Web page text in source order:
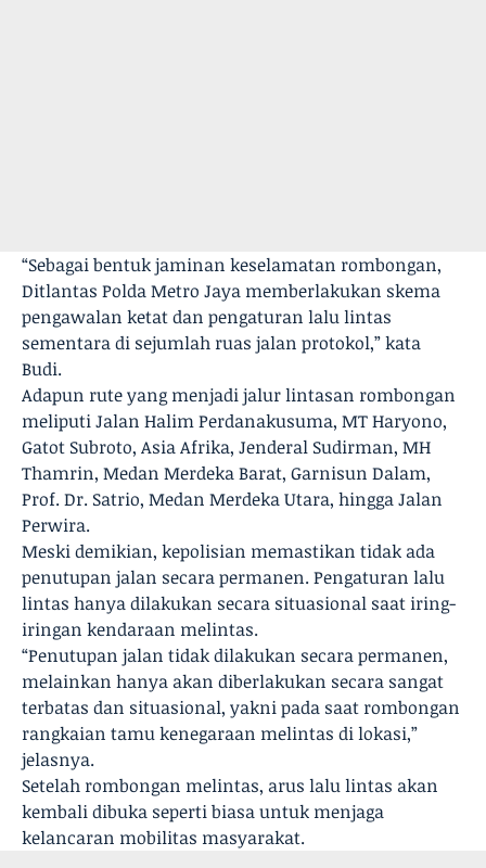
“Sebagai bentuk jaminan keselamatan rombongan,
Ditlantas Polda Metro Jaya memberlakukan skema
pengawalan ketat dan pengaturan lalu lintas
sementara di sejumlah ruas jalan protokol,” kata
Budi.
Adapun rute yang menjadi jalur lintasan rombongan
meliputi Jalan Halim Perdanakusuma, MT Haryono,
Gatot Subroto, Asia Afrika, Jenderal Sudirman, MH
Thamrin, Medan Merdeka Barat, Garnisun Dalam,
Prof. Dr. Satrio, Medan Merdeka Utara, hingga Jalan
Perwira.
Meski demikian, kepolisian memastikan tidak ada
penutupan jalan secara permanen. Pengaturan lalu
lintas hanya dilakukan secara situasional saat iring-
iringan kendaraan melintas.
“Penutupan jalan tidak dilakukan secara permanen,
melainkan hanya akan diberlakukan secara sangat
terbatas dan situasional, yakni pada saat rombongan
rangkaian tamu kenegaraan melintas di lokasi,”
jelasnya.
Setelah rombongan melintas, arus lalu lintas akan
kembali dibuka seperti biasa untuk menjaga
kelancaran mobilitas masyarakat.